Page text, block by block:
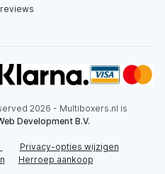
2026 - Multiboxers.nl is
Development B.V.
Privacy-opties wijzigen
Herroep aankoop